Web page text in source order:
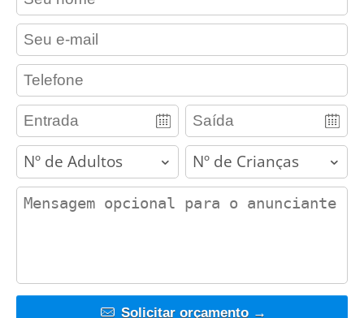
contact_email
contact_phone
adults children
contact_message
Solicitar orçamento →